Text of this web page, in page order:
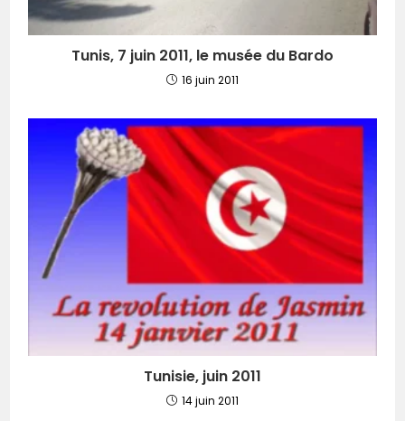
Tunis, 7 juin 2011, le musée du Bardo
16 juin 2011
Tunisie, juin 2011
14 juin 2011